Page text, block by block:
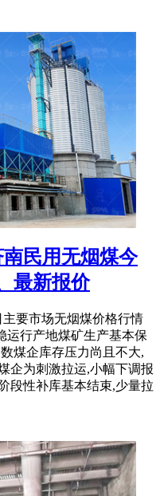
民用无烟煤今
最新报价
要市场无烟煤价格行情
运行产地煤矿生产基本保
煤企库存压力尚且不大,
企为刺激拉运,小幅下调报
段性补库基本结束,少量拉